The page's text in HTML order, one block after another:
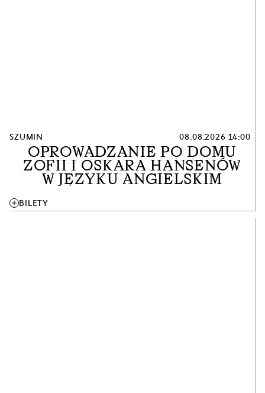
SZUMIN 08.08.2026 14:00
OPROWADZANIE PO DOMU
ZOFII I OSKARA HANSENÓW
W JĘZYKU ANGIELSKIM
addBILETY